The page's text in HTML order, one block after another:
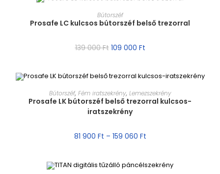
MÉRET VÁLASZTÁSA
Bútorszéf
Prosafe LC kulcsos bútorszéf belső trezorral
139 000Ft 109 000 Ft
MÉRET VÁLASZTÁSA
Bútorszéf, Fém iratszekrény, Lemezszekrény
Prosafe LK bútorszéf belső trezorral kulcsos-
iratszekrény
81 900 Ft – 159 060 Ft